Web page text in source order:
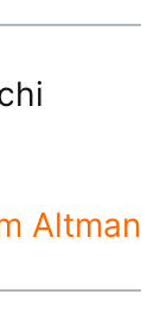
Altman